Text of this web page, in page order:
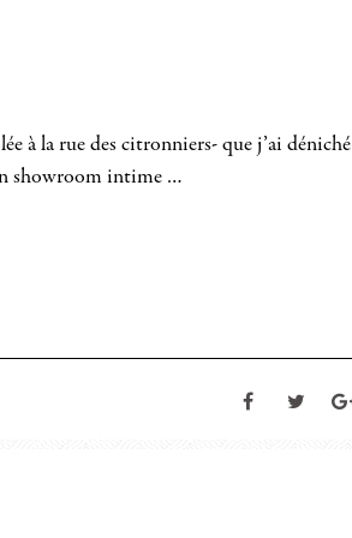
à la rue des citronniers- que j’ai déniché
showroom intime …